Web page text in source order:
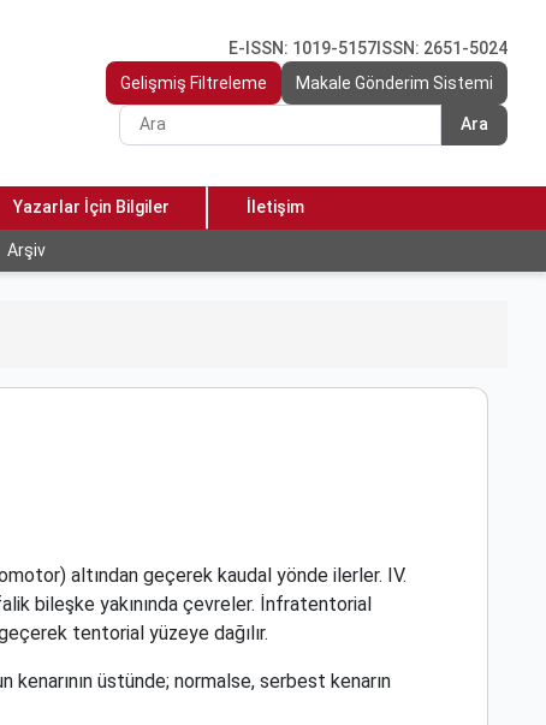
E-ISSN: 1019-5157 ISSN: 2651-5024
Gelişmiş Filtreleme
Makale Gönderim Sistemi
Ara
Yazarlar İçin Bilgiler İletişim
Arşiv
altından geçerek kaudal yönde ilerler. IV.
bileşke yakınında çevreler. İnfratentorial
tentorial yüzeye dağılır.
üstünde; normalse, serbest kenarın